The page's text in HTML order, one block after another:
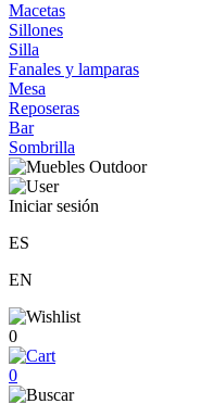
Macetas
Sillones
Silla
Fanales y lamparas
Mesa
Reposeras
Bar
Sombrilla
Iniciar sesión
ES
EN
0
0